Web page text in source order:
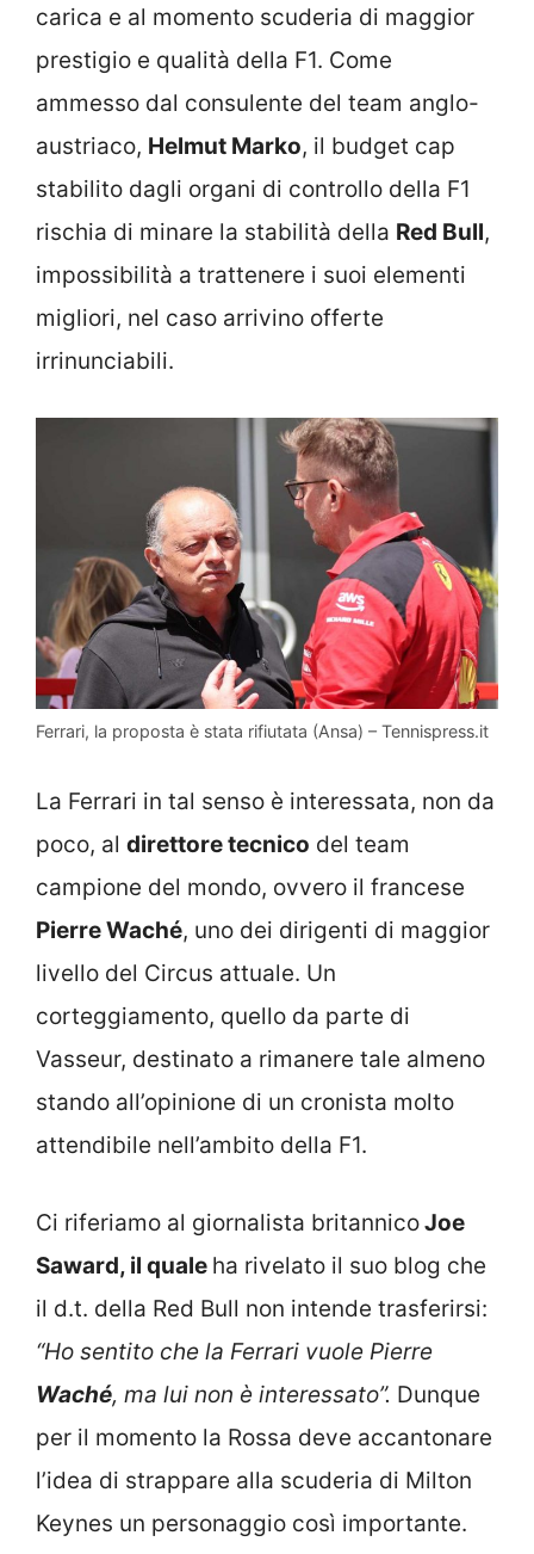
carica e al momento scuderia di maggior
prestigio e qualità della F1. Come
ammesso dal consulente del team anglo-
austriaco, Helmut Marko, il budget cap
stabilito dagli organi di controllo della F1
rischia di minare la stabilità della Red Bull,
impossibilità a trattenere i suoi elementi
migliori, nel caso arrivino offerte
irrinunciabili.
Ferrari, la proposta è stata rifiutata (Ansa) – Tennispress.it
La Ferrari in tal senso è interessata, non da
poco, al direttore tecnico del team
campione del mondo, ovvero il francese
Pierre Waché, uno dei dirigenti di maggior
livello del Circus attuale. Un
corteggiamento, quello da parte di
Vasseur, destinato a rimanere tale almeno
stando all’opinione di un cronista molto
attendibile nell’ambito della F1.
Ci riferiamo al giornalista britannicoJoe
Saward, il quale ha rivelato il suo blog che
il d.t. della Red Bull non intende trasferirsi:
“Ho sentito che la Ferrari vuole Pierre
Waché, ma lui non è interessato”. Dunque
per il momento la Rossa deve accantonare
l’idea di strappare alla scuderia di Milton
Keynes un personaggio così importante.